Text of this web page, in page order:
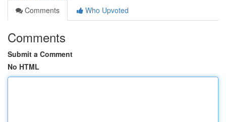
Comments
Who Upvoted
Comments
Submit a Comment
No HTML